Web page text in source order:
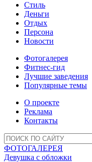
Стиль
Деньги
Отдых
Персона
Новости
Фотогалерея
Фитнес-гид
Лучшие заведения
Популярные темы
О проекте
Реклама
Контакты
ФОТОГАЛЕРЕЯ
Девушка с обложки